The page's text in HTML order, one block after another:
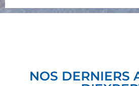
NOS DERNIERS